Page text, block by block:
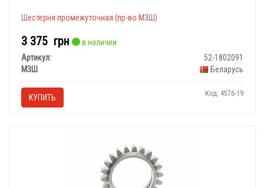
Шестерня промежуточная (пр-во МЗШ)
3 375 грн
в наличии
Артикул:
52-1802091
МЗШ
Беларусь
КУПИТЬ Код: 4576-19